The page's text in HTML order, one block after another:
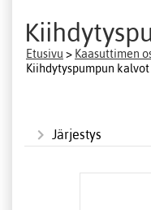
Etusivu > Kaasuttimen
Kiihdytyspumpun kalvot
Järjestys